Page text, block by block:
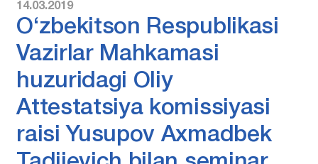
14.03.2019
O‘zbekitson Respublikasi
Vazirlar Mahkamasi
huzuridagi Oliy
Attestatsiya komissiyasi
raisi Yusupov Axmadbek